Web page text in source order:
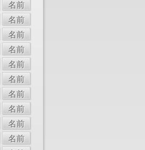
名前
名前
名前
名前
名前
名前
名前
名前
名前
名前